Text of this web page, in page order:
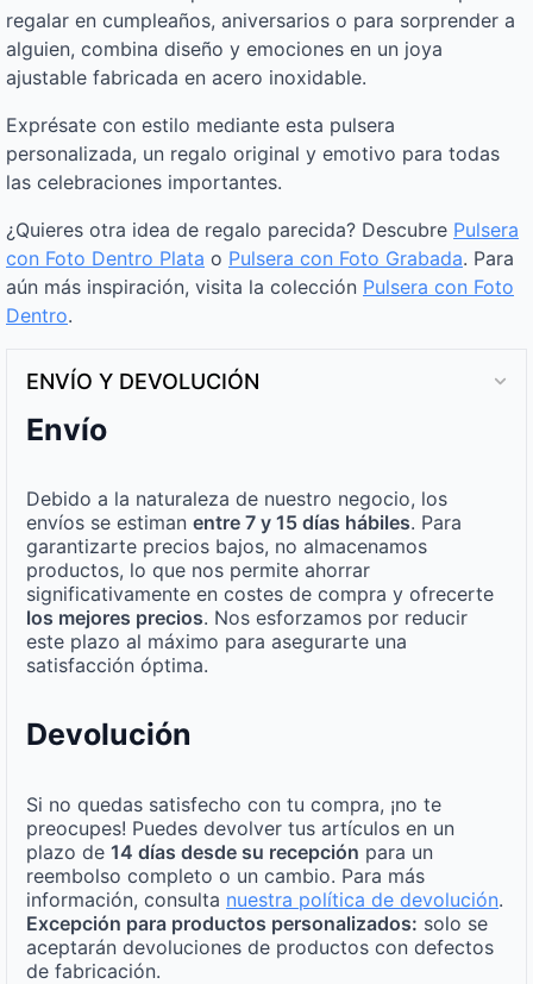
regalar en cumpleaños, aniversarios o para sorprender a
alguien, combina diseño y emociones en un joya
ajustable fabricada en acero inoxidable.
Exprésate con estilo mediante esta pulsera
personalizada, un regalo original y emotivo para todas
las celebraciones importantes.
¿Quieres otra idea de regalo parecida? Descubre Pulsera
con Foto Dentro Plata o Pulsera con Foto Grabada. Para
aún más inspiración, visita la colección Pulsera con Foto
Dentro.
ENVÍO Y DEVOLUCIÓN
Envío
Debido a la naturaleza de nuestro negocio, los
envíos se estiman entre 7 y 15 días hábiles. Para
garantizarte precios bajos, no almacenamos
productos, lo que nos permite ahorrar
significativamente en costes de compra y ofrecerte
los mejores precios. Nos esforzamos por reducir
este plazo al máximo para asegurarte una
satisfacción óptima.
Devolución
Si no quedas satisfecho con tu compra, ¡no te
preocupes! Puedes devolver tus artículos en un
plazo de 14 días desde su recepción para un
reembolso completo o un cambio. Para más
información, consulta nuestra política de devolución.
Excepción para productos personalizados: solo se
aceptarán devoluciones de productos con defectos
de fabricación.